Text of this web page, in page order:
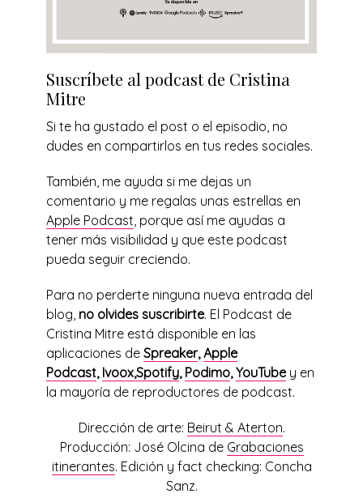
Suscríbete al podcast de Cristina
Mitre
Si te ha gustado el post o el episodio, no
dudes en compartirlos en tus redes sociales.
También, me ayuda si me dejas un
comentario y me regalas unas estrellas en
Apple Podcast , porque así me ayudas a
tener más visibilidad y que este podcast
pueda seguir creciendo.
Para no perderte ninguna nueva entrada del
blog, no olvides suscribirte. El Podcast de
Cristina Mitre está disponible en las
aplicaciones de Spreaker, Apple
Podcast, Ivoox,Spotify, Podimo, YouTubey en
la mayoría de reproductores de podcast.
Dirección de arte: Beirut & Aterton.
Producción: José Olcina de Grabaciones
itinerantes. Edición y fact checking: Concha
Sanz.